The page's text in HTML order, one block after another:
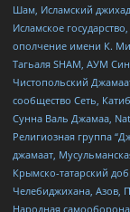
Шам, Исламский
Исламское
ополчение имени К.
Тагьаля SHAM, АУМ
Чистопольский
сообщество Сеть,
Сунна Валь Джамаа,
Религиозная группа
джамаат,
Крымско-татарский
Челебиджихана, Азов,
Народная